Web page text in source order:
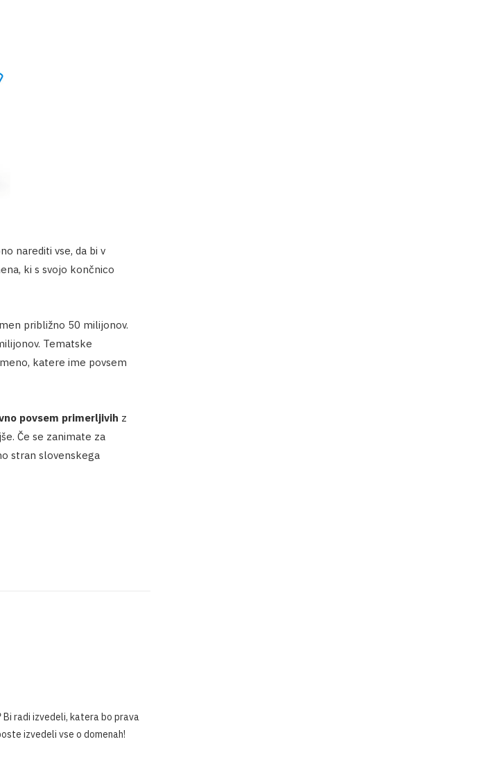
narediti vse, da bi v
ki s svojo končnico
približno 50 milijonov.
Tematske
katere ime povsem
povsem primerljivih z
Če se zanimate za
stran slovenskega
radi izvedeli, katera bo prava
izvedeli vse o domenah!